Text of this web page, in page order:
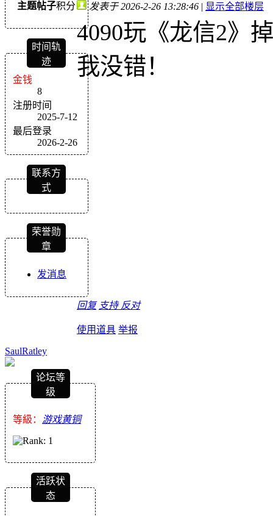
主题帖子积分
时间轨
迹
金钱
8
注册时间
2025-7-12
最后登录
2026-2-26
联系方
式
荣誉勋
章
发消息
发表于 2026-2-26 13:28:46 | 显示全部楼层
4090玩《龙信2》
我没错！
回复 支持 反对
使用道具 举报
SaulRatley
论坛等
级
等級： 游戏黄铜
活跃状
态